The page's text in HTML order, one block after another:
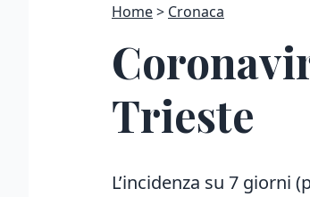
Home Cronaca
Trieste
L’incidenza su 7 giorni